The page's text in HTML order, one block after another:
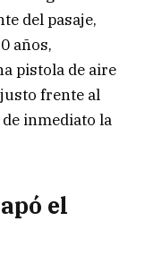
del pasaje,
años,
pistola de aire
frente al
inmediato la
el